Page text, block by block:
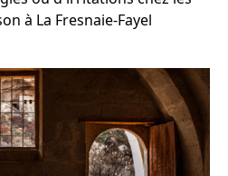
à La Fresnaie-Fayel